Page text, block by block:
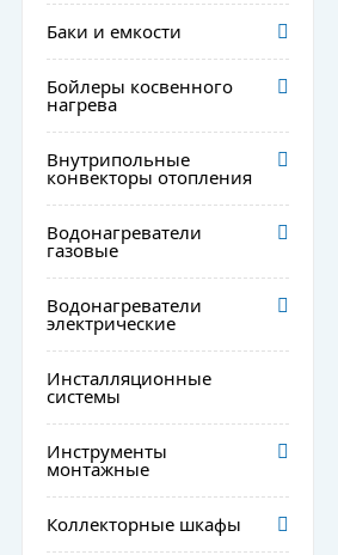
Баки и емкости
Бойлеры косвенного
нагрева
Внутрипольные
конвекторы отопления
Водонагреватели
газовые
Водонагреватели
электрические
Инсталляционные
системы
Инструменты
монтажные
Коллекторные шкафы